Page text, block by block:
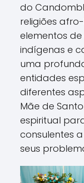
do
religiões
elementos
indígenas e
uma
entidades
diferentes
Mãe de
espiritual
consulentes
seus